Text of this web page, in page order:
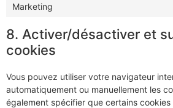
Marketing
8. Activer/désactiver et
cookies
Vous pouvez utiliser votre navigateur
automatiquement ou manuellement les
également spécifier que certains